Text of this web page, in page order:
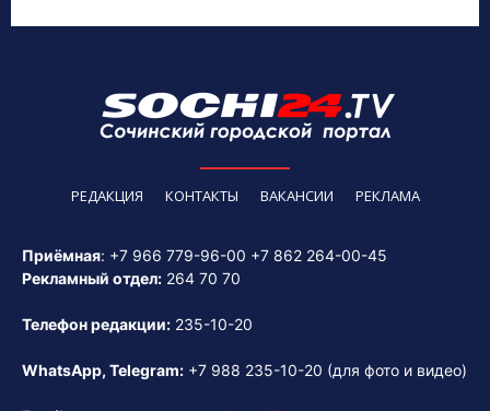
РЕДАКЦИЯ КОНТАКТЫ ВАКАНСИИ РЕКЛАМА
Приёмная: +7 966 779-96-00 +7 862 264-00-45
Рекламный отдел: 264 70 70
Телефон редакции: 235-10-20
WhatsApp, Telegram: +7 988 235-10-20 (для фото и видео)